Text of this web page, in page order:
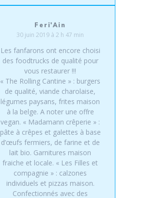
Feri'Ain
30 juin 2019 à 2 h 47 min
Les fanfarons ont encore choisi
des foodtrucks de qualité pour
vous restaurer !!!
« The Rolling Cantine » : burgers
de qualité, viande charolaise,
légumes paysans, frites maison
à la belge. A noter une offre
vegan. « Madamann crêperie » :
pâte à crêpes et galettes à base
d’œufs fermiers, de farine et de
lait bio. Garnitures maison
fraiche et locale. « Les Filles et
compagnie » : calzones
individuels et pizzas maison.
Confectionnés avec des